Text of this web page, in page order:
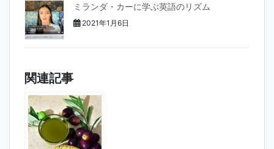
ミランダ・カーに学ぶ英語のリズム
2021年1月6日
関連記事